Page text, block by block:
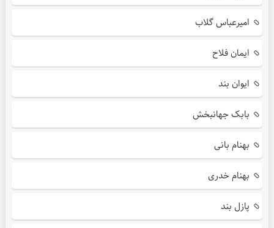
امیرعباس گلاب
ایمان فلاح
ایوان بند
بابک جهانبخش
بهنام بانی
بهنام خدری
پازل بند